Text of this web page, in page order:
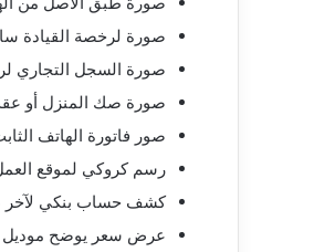
صورة لرخصة القيادة
صورة السجل التجاري
صورة صك المنزل أو عقد
صور فاتورة الهاتف
رسم كروكي لموقع
كشف حساب بنكي لآخر 3اشهر للأفراد و6 اشهر لرجال الاعمال.
عرض سعر يوضح موديل